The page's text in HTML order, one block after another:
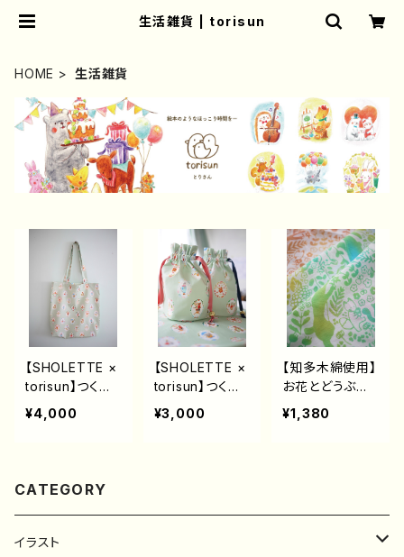
生活雑貨 | torisun
HOME 生活雑貨
【SHOLETTE ×
torisun】つくる
つむぐひろがる
オリジナルトート
¥4,000
【SHOLETTE ×
torisun】つくる
つむぐひろがる
オリジナル巾着
¥3,000
【知多木綿使用】
お花とどうぶつ
たちのてぬぐい
ハンカチ
¥1,380
CATEGORY
イラスト